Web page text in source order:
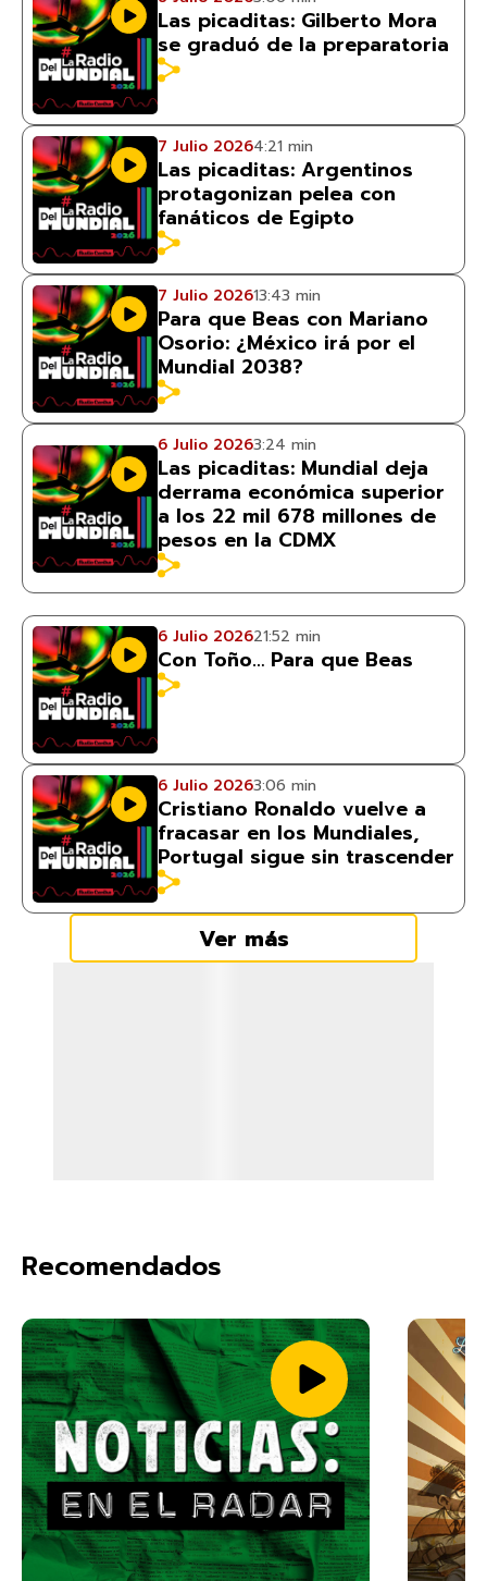
Las picaditas: Gilberto Mora
se graduó de la preparatoria
7 Julio 20264:21 min
Las picaditas: Argentinos
protagonizan pelea con
fanáticos de Egipto
7 Julio 202613:43 min
Para que Beas con Mariano
Osorio: ¿México irá por el
Mundial 2038?
6 Julio 20263:24 min
Las picaditas: Mundial deja
derrama económica superior
a los 22 mil 678 millones de
pesos en la CDMX
6 Julio 202621:52 min
Con Toño… Para que Beas
6 Julio 20263:06 min
Cristiano Ronaldo vuelve a
fracasar en los Mundiales,
Portugal sigue sin trascender
Ver más
Recomendados